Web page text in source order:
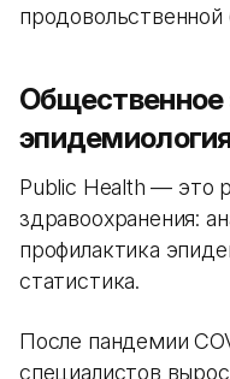
продовольственной
Общественное
Public Health — это
здравоохранения:
профилактика
статистика.
После пандемии
специалистов